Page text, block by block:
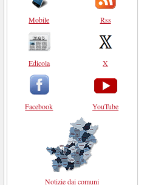
Mobile
Edicola
Facebook
Rss
X
YouTube
Notizie dai comuni